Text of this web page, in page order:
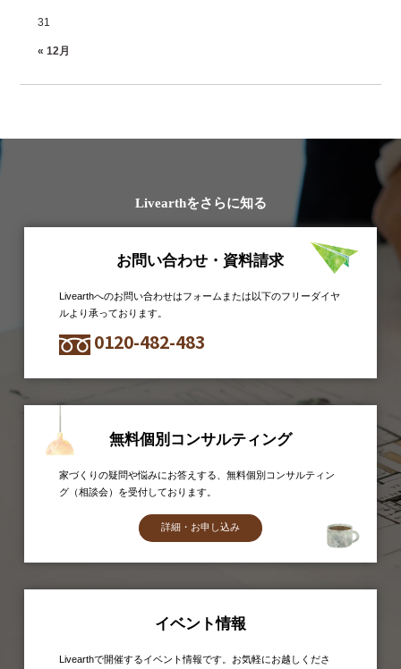
« 12月
31
Livearthをさらに知る
お問い合わせ・資料請求
Livearthへのお問い合わせはフォームまたは以下のフリーダイヤ
ルより承っております。
0120-482-483
無料個別コンサルティング
家づくりの疑問や悩みにお答えする、無料個別コンサルティン
グ（相談会）を受付しております。
詳細・お申し込み
イベント情報
Livearthで開催するイベント情報です。お気軽にお越しくださ